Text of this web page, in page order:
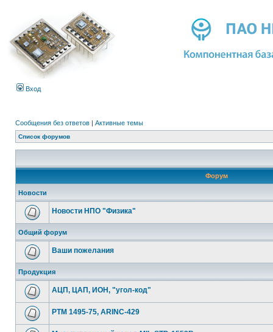
Вход
Сообщения без ответов | Активные темы
Список форумов
Форум
Новости
Новости НПО "Физика"
Общий форум
Ваши пожелания
Продукция
АЦП, ЦАП, ИОН, "угол-код"
РТМ 1495-75, ARINC-429